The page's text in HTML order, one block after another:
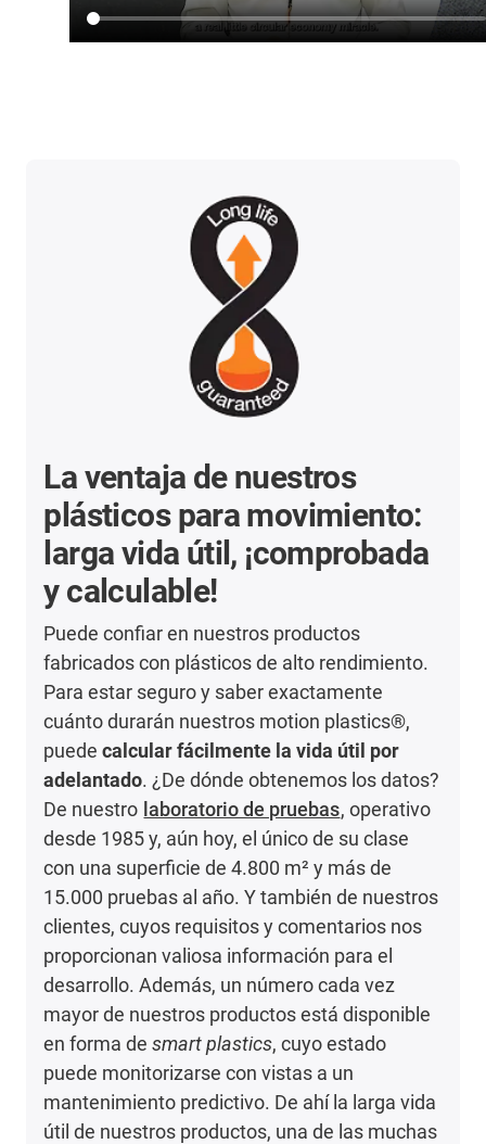
La ventaja de nuestros
plásticos para movimiento:
larga vida útil, ¡comprobada
y calculable!
Puede confiar en nuestros productos
fabricados con plásticos de alto rendimiento.
Para estar seguro y saber exactamente
cuánto durarán nuestros motion plastics®,
puedecalcular fácilmente la vida útil por
adelantado. ¿De dónde obtenemos los datos?
De nuestro laboratorio de pruebas, operativo
desde 1985 y, aún hoy, el único de su clase
con una superficie de 4.800 m² y más de
15.000 pruebas al año. Y también de nuestros
clientes, cuyos requisitos y comentarios nos
proporcionan valiosa información para el
desarrollo. Además, un número cada vez
mayor de nuestros productos está disponible
en forma desmart plastics, cuyo estado
puede monitorizarse con vistas a un
mantenimiento predictivo. De ahí la larga vida
útil de nuestros productos, una de las muchas